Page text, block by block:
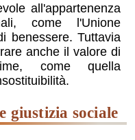
all'appartenenza
come l'Unione
benessere. Tuttavia
anche il valore di
come quella
giustizia sociale